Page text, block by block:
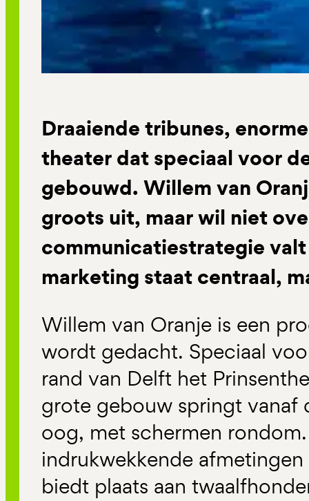
Draaiende tribunes,
theater dat speciaal voor
gebouwd. Willem van
groots uit, maar wil niet
communicatiestrategie
marketing staat centraal,
Willem van Oranje is een
wordt gedacht. Speciaal
rand van Delft het
grote gebouw springt vanaf
oog, met schermen
indrukwekkende
biedt plaats aan